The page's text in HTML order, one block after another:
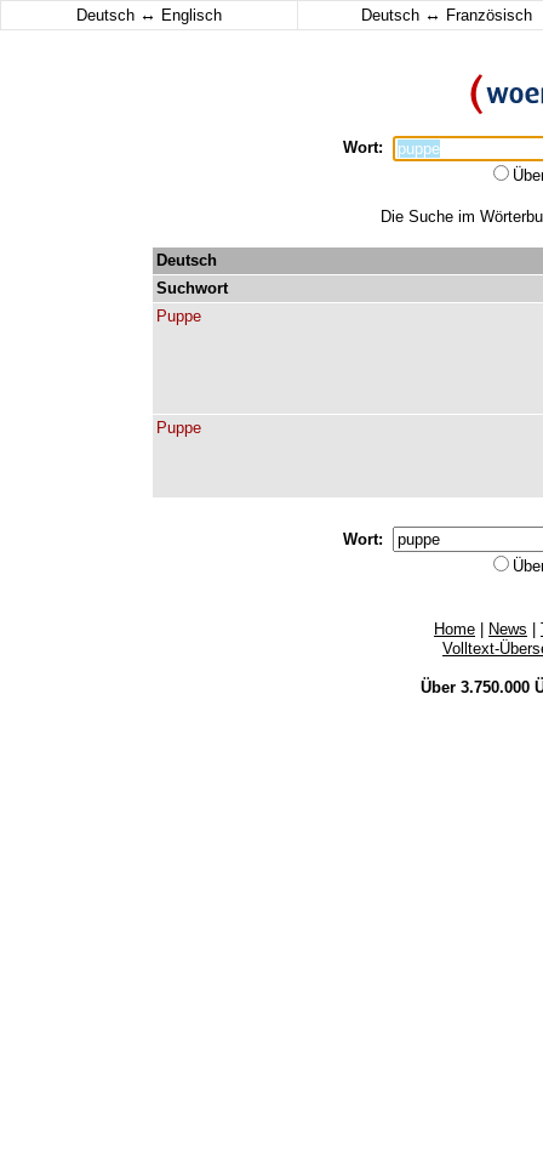
Deutsch ↔ Englisch Deutsch ↔ Französisch
Wort:
Die Suche im
Deutsch
Suchwort
Puppe
Puppe
Wort:
Home News
Volltext-
Über 3.750.000